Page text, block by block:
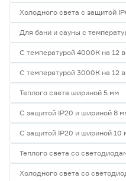
Холодного света с защитой
Для бани и сауны с
С температурой 4000К на 12
С температурой 3000К на 12
Теплого света шириной 5 мм
С защитой IP20 и шириной 8
С защитой IP20 и шириной 10
Теплого света со
Холодного света со